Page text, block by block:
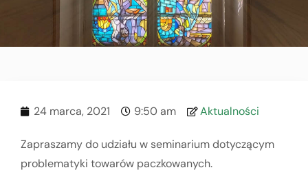
24 marca, 2021 9:50 am Aktualności
Zapraszamy do udziału w seminarium dotyczącym
problematyki towarów paczkowanych.